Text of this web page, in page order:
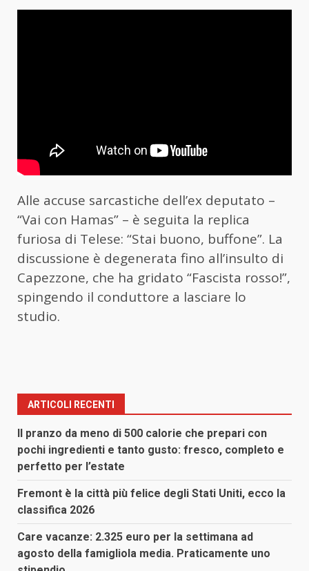
Alle accuse sarcastiche dell’ex deputato –
“Vai con Hamas” – è seguita la replica
furiosa di Telese: “Stai buono, buffone”. La
discussione è degenerata fino all’insulto di
Capezzone, che ha gridato “Fascista rosso!”,
spingendo il conduttore a lasciare lo
studio.
ARTICOLI RECENTI
Il pranzo da meno di 500 calorie che prepari con
pochi ingredienti e tanto gusto: fresco, completo e
perfetto per l’estate
Fremont è la città più felice degli Stati Uniti, ecco la
classifica 2026
Care vacanze: 2.325 euro per la settimana ad
agosto della famigliola media. Praticamente uno